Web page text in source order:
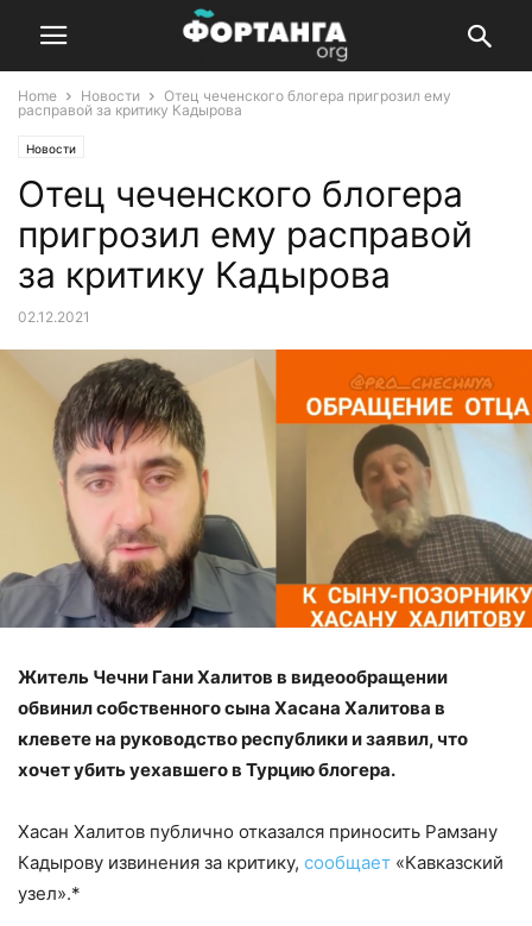
Home Новости
Отец чеченского блогера пригрозил ему
расправой за критику Кадырова
Новости
Отец чеченского блогера
пригрозил ему расправой
за критику Кадырова
02.12.2021
Житель Чечни Гани Халитов в видеообращении
обвинил собственного сына Хасана Халитова в
клевете на руководство республики и заявил, что
хочет убить уехавшего в Турцию блогера.
Хасан Халитов публично отказался приносить Рамзану
Кадырову извинения за критику, сообщает «Кавказский
узел».*